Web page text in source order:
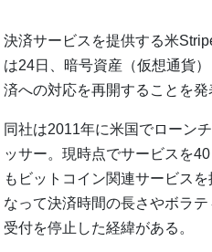
決済サービスを提供する米
は24日、暗号資産（仮想通貨
済への対応を再開することを発
同社は2011年に米国でローン
ッサー。現時点でサービスを
もビットコイン関連サービス
なって決済時間の長さやボラ
受付を停止した経緯がある。